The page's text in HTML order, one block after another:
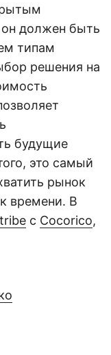
должен быть
типам
решения на
будущие
это самый
рынок
времени. В
с Cocorico,